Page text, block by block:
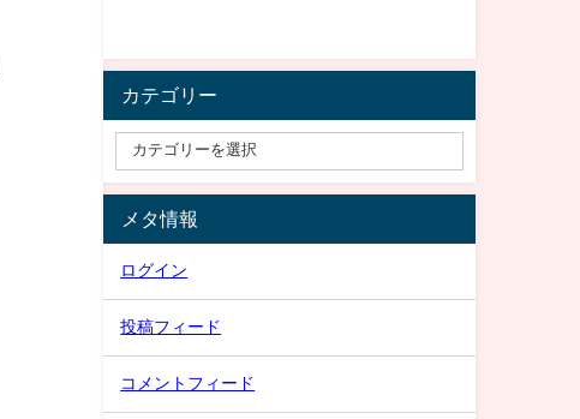
カテゴリー
メタ情報
ログイン
投稿フィード
コメントフィード